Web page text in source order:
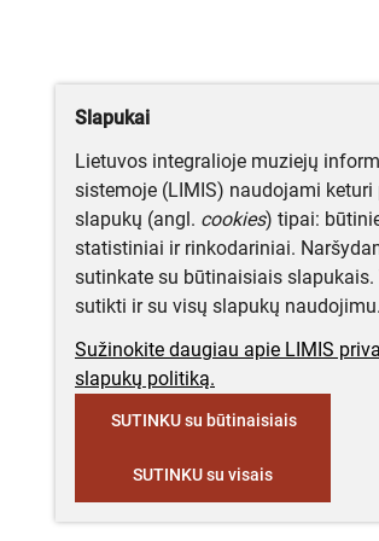
Slapukai
Lietuvos integralioje muziejų
sistemoje (LIMIS) naudojami
slapukų (angl. cookies) tipai:
statistiniai ir rinkodariniai.
sutinkate su būtinaisiais
sutikti ir su visų slapukų naudojimu.
Sužinokite daugiau apie LIMIS
slapukų politiką.
SUTINKU su būtinaisiais
SUTINKU su visais